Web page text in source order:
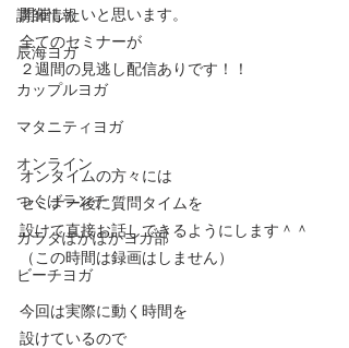
講師情報
辰海ヨガ
カップルヨガ
マタニティヨガ
オンライン
つくばランチ
カラダぽかぽかヨガ部
ビーチヨガ
開催したいと思います。
全てのセミナーが
２週間の見逃し配信ありです！！
オンタイムの方々には
セミナー後に質問タイムを
設けて直接お話しできるようにします＾＾
（この時間は録画はしません）
今回は実際に動く時間を
設けているので